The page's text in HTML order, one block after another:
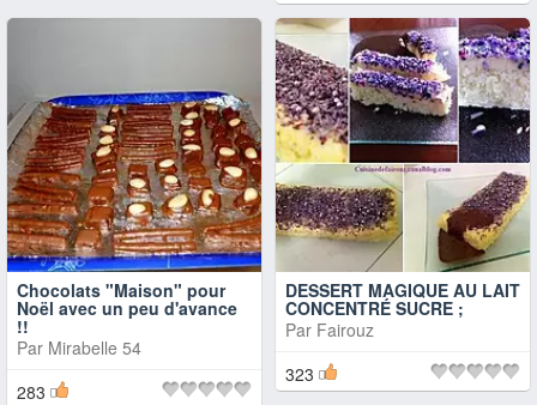
Chocolats "Maison" pour
Noël avec un peu d'avance
!!
Par Mirabelle 54
283
DESSERT MAGIQUE AU LAIT
CONCENTRÉ SUCRE ;
Par Fairouz
323